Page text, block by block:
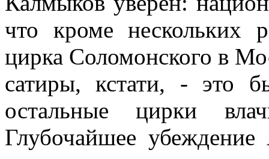
что кроме нескольких
цирка Соломонского в
сатиры, кстати, - это
остальные цирки
Глубочайшее